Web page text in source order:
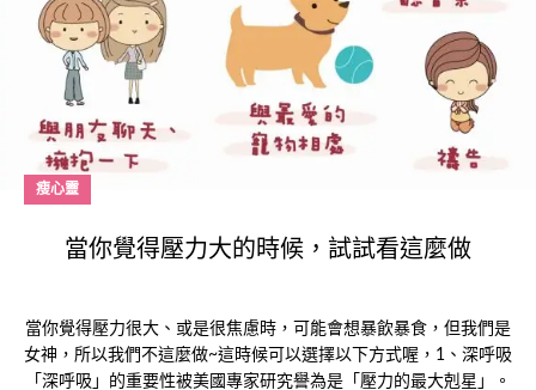
瘦心靈
當你覺得壓力大的時候，試試看這麼做
當你覺得壓力很大、或是很焦慮時，可能會想暴飲暴食，但我們是
女神，所以我們不這麼做~這時候可以選擇以下方式喔，1、深呼吸
「深呼吸」的重要性被美國專家研究譽為是「壓力的最大剋星」。